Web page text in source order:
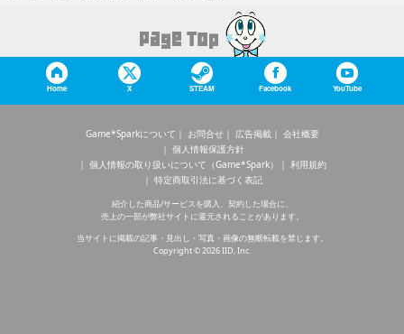
Home X STEAM Facebook YouTube
Game*Sparkについて お問合せ 広告掲載
会社概要
個人情報保護方針
個人情報の取り扱いについて（Game*Spark）
利用規約
特定商取引法に基づく表記
紹介した商品/サービスを購入、契約した場合に、
売上の一部が弊社サイトに還元されることがあります。
当サイトに掲載の記事・見出し・写真・画像の無断転載を禁じます。
Copyright © 2026 IID, Inc.